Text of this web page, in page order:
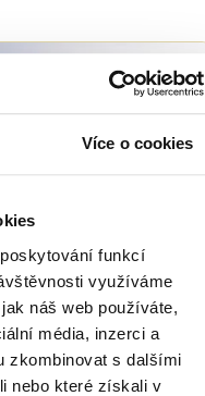
Více o cookies
funkcí
využíváme
náš web používáte,
média, inzerci a
zkombinovat s dalšími
nebo které získali v
momentů v
i písečné